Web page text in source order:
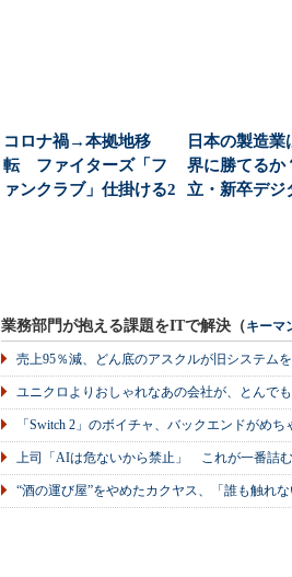
コロナ禍→本拠地移
転 ファイターズ「フ
ァンクラブ」仕掛ける2
日本の製造
界に勝てる
立・新卒デジ
業務部門が抱える課題をITで解決（キーマ
売上95％減、どん底のアスクルが旧システム
ユニクロよりおしゃれなあの会社が、とんで
「Switch 2」のボイチャ、バックエンドがめ
上司「AIは危ないから禁止」 これが一番詰
“酒の運び屋”をやめたカクヤス、「誰も触れ